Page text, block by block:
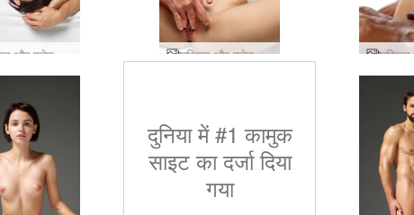
एरियल और एलेक्स प्यार कर रहे हैं एरियल और एलेक्स यौन उत्तेजन
दुनिया में #1 कामुक
साइट का दर्जा दिया
गया